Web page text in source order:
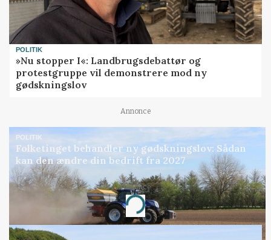
POLITIK
»Nu stopper I«: Landbrugsdebattør og
protestgruppe vil demonstrere mod ny
gødskningslov
Annonce
POLITIK
Folketinget behandler ny gødskningslov: Sådan
kan den ændre din bedrift fra 2027
Annonce
Loading...